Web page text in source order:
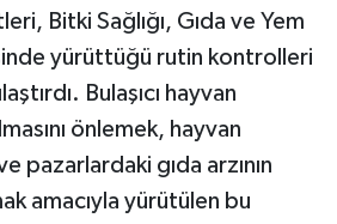
Bitki Sağlığı, Gıda ve Yem
yürüttüğü rutin kontrolleri
Bulaşıcı hayvan
önlemek, hayvan
pazarlardaki gıda arzının
amacıyla yürütülen bu